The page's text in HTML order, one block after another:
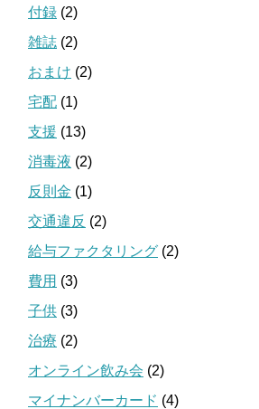
付録 (2)
雑誌 (2)
おまけ (2)
宅配 (1)
支援 (13)
消毒液 (2)
反則金 (1)
交通違反 (2)
給与ファクタリング (2)
費用 (3)
子供 (3)
治療 (2)
オンライン飲み会 (2)
マイナンバーカード (4)